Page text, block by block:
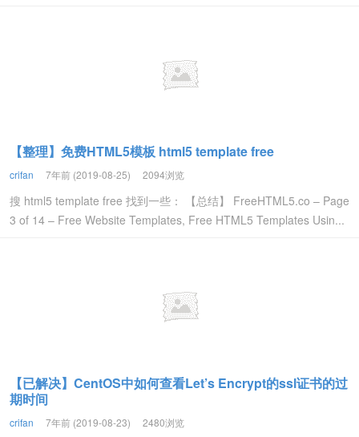
【整理】免费HTML5模板 html5 template free
crifan 7年前 (2019-08-25) 2094浏览
搜 html5 template free 找到一些： 【总结】 FreeHTML5.co – Page
3 of 14 – Free Website Templates, Free HTML5 Templates Usin...
【已解决】CentOS中如何查看Let’s Encrypt的ssl证书的过
期时间
crifan 7年前 (2019-08-23) 2480浏览